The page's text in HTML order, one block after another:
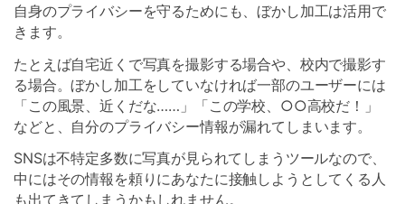
自身のプライバシーを守るためにも、ぼかし加工は活用で
きます。
たとえば自宅近くで写真を撮影する場合や、校内で撮影す
る場合。ぼかし加工をしていなければ一部のユーザーには
「この風景、近くだな……」「この学校、○○高校だ！」
などと、自分のプライバシー情報が漏れてしまいます。
SNSは不特定多数に写真が見られてしまうツールなので、
中にはその情報を頼りにあなたに接触しようとしてくる人
も出てきてしまうかもしれません。